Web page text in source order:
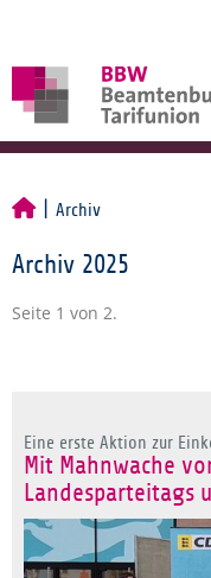
Archiv
Archiv 2025
Seite 1 von 2.
Eine erste Aktion zur
Mit Mahnwache
Landesparteitags